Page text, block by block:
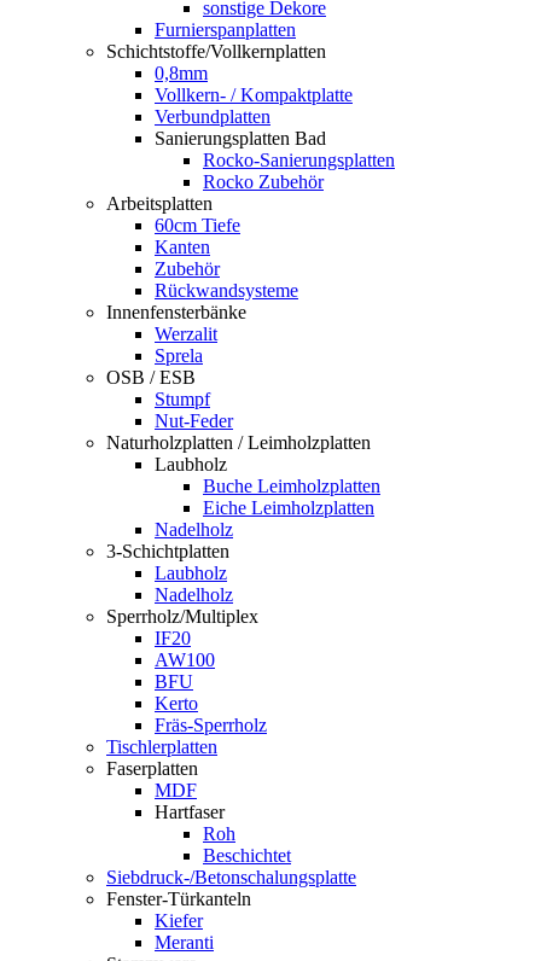
sonstige Dekore
Furnierspanplatten
Schichtstoffe/Vollkernplatten
0,8mm
Vollkern- / Kompaktplatte
Verbundplatten
Sanierungsplatten Bad
Rocko-Sanierungsplatten
Rocko Zubehör
Arbeitsplatten
60cm Tiefe
Kanten
Zubehör
Rückwandsysteme
Innenfensterbänke
Werzalit
Sprela
OSB / ESB
Stumpf
Nut-Feder
Naturholzplatten / Leimholzplatten
Laubholz
Buche Leimholzplatten
Eiche Leimholzplatten
Nadelholz
3-Schichtplatten
Laubholz
Nadelholz
Sperrholz/Multiplex
IF20
AW100
BFU
Kerto
Fräs-Sperrholz
Tischlerplatten
Faserplatten
MDF
Hartfaser
Roh
Beschichtet
Siebdruck-/Betonschalungsplatte
Fenster-Türkanteln
Kiefer
Meranti